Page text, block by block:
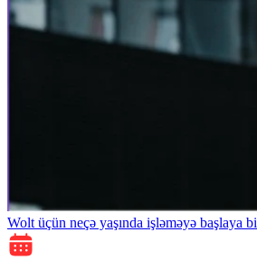
Wolt üçün neçə yaşında işləməyə başlaya